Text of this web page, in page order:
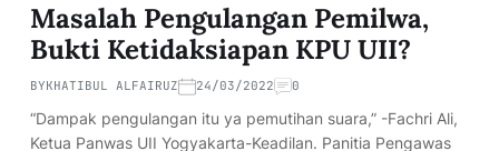
Masalah Pengulangan Pemilwa,
Bukti Ketidaksiapan KPU UII?
BYKHATIBUL ALFAIRUZ 24/03/2022 0
“Dampak pengulangan itu ya pemutihan suara,” -Fachri Ali,
Ketua Panwas UII Yogyakarta-Keadilan. Panitia Pengawas